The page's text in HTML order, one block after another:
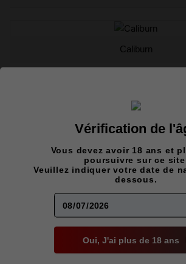
Caliburn
Flavour beast level x
FreeMax
Geekvape
Vérification de
Vous devez avoir 18 ans et
poursuivre sur ce site.
Veuillez indiquer votre date de
dessous.
Oui, J'ai plus de 18 ans